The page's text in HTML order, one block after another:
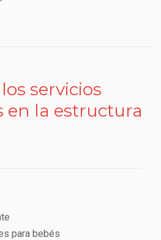
servicios
en la estructura
para bebés